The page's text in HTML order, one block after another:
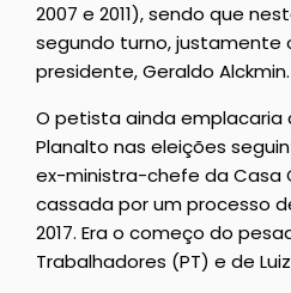
2007 e 2011), sendo que
segundo turno, justamente
presidente, Geraldo Alckmin.
O petista ainda emplacaria
Planalto nas eleições
ex-ministra-chefe da Casa
cassada por um processo
2017. Era o começo do
Trabalhadores (PT) e de